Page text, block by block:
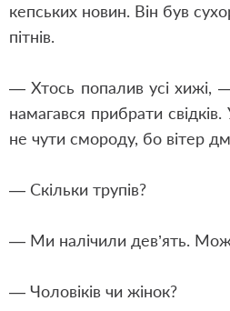
кепських новин. Він був
пітнів.
— Хтось попалив усі хижі,
намагався прибрати
не чути смороду, бо вітер
— Скільки трупів?
— Ми налічили дев’ять.
— Чоловіків чи жінок?